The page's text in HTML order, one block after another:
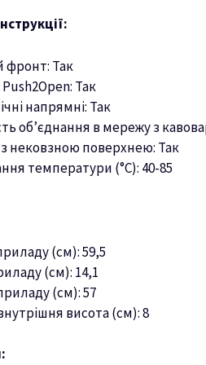
фронт: Так
Так
напрямні: Так
об’єднання в мережу з
нековзною поверхнею: Так
температури (°C): 40-85
(см): 59,5
(см): 14,1
(см): 57
висота (см): 8